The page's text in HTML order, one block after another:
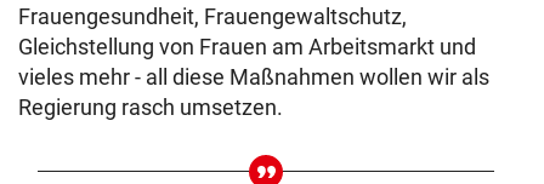
Frauengesundheit, Frauengewaltschutz,
Gleichstellung von Frauen am Arbeitsmarkt und
vieles mehr - all diese Maßnahmen wollen wir als
Regierung rasch umsetzen.